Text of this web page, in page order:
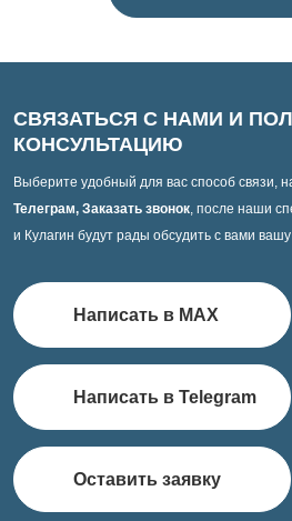
СВЯЗАТЬСЯ С НАМИ И
КОНСУЛЬТАЦИЮ
Выберите удобный для вас способ связи,
Телеграм, Заказать звонок, после наши
и Кулагин будут рады обсудить с вами
Написать в MAX
Написать в Telegram
Оставить заявку